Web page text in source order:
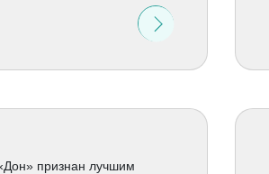
признан лучшим